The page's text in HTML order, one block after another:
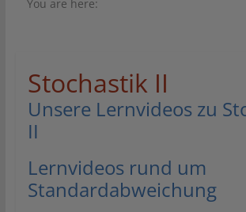
You are here:
Stochastik II
Unsere Lernvideos zu
II
Lernvideos rund um
Standardabweichung